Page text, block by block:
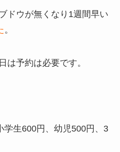
ドウが無くなり1週間早い
。
は予約は必要です。
学生600円、幼児500円、3